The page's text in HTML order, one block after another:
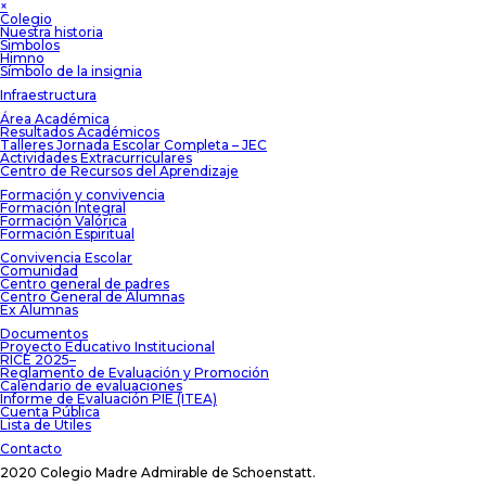
×
Colegio
Nuestra historia
Simbolos
Himno
Símbolo de la insignia
Infraestructura
Área Académica
Resultados Académicos
Talleres Jornada Escolar Completa – JEC
Actividades Extracurriculares
Centro de Recursos del Aprendizaje
Formación y convivencia
Formación Integral
Formación Valórica
Formación Espiritual
Convivencia Escolar
Comunidad
Centro general de padres
Centro General de Alumnas
Ex Alumnas
Documentos
Proyecto Educativo Institucional
RICE 2025–
Reglamento de Evaluación y Promoción
Calendario de evaluaciones
Informe de Evaluación PIE (ITEA)
Cuenta Pública
Lista de Útiles
Contacto
2020 Colegio Madre Admirable de Schoenstatt.